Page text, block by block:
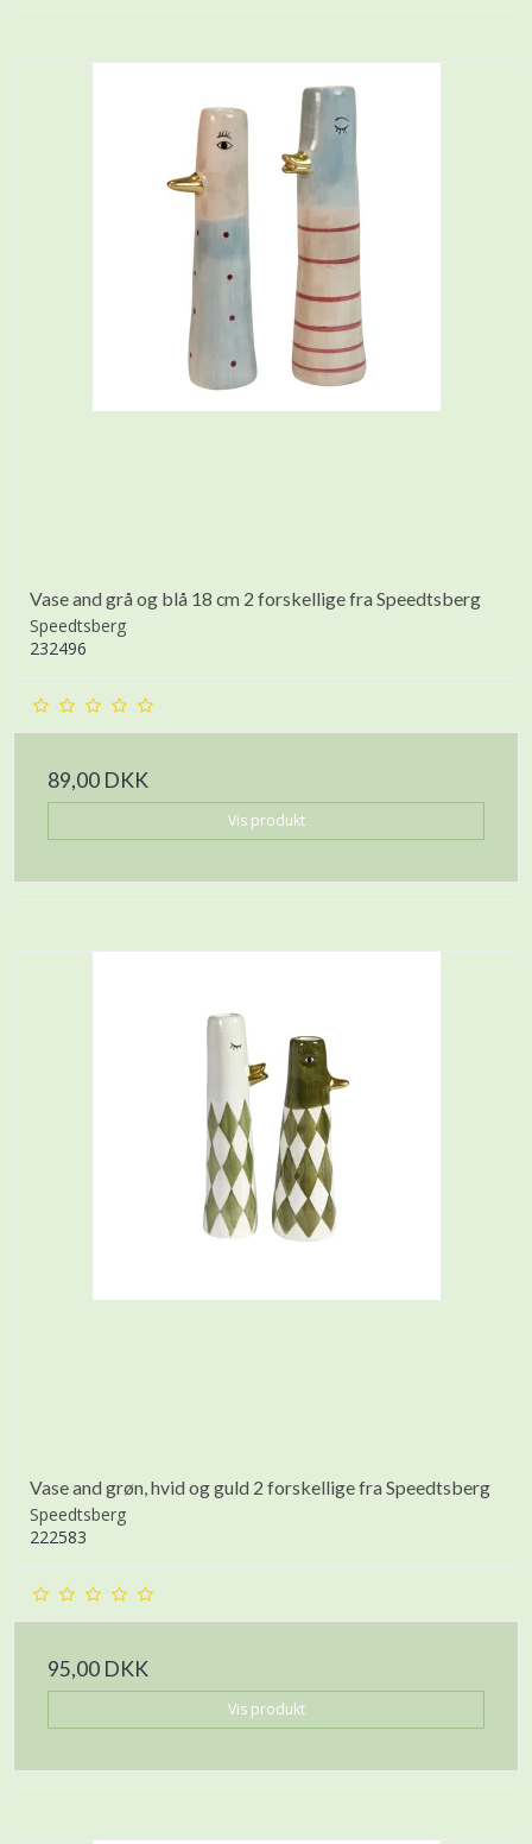
Vase and grå og blå 18 cm 2 forskellige fra Speedtsberg
Speedtsberg
232496
89,00 DKK
Vis produkt
Vase and grøn, hvid og guld 2 forskellige fra Speedtsberg
Speedtsberg
222583
95,00 DKK
Vis produkt